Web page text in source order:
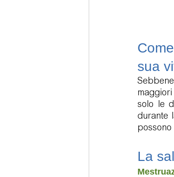
sua
solo le
durante
possono
La